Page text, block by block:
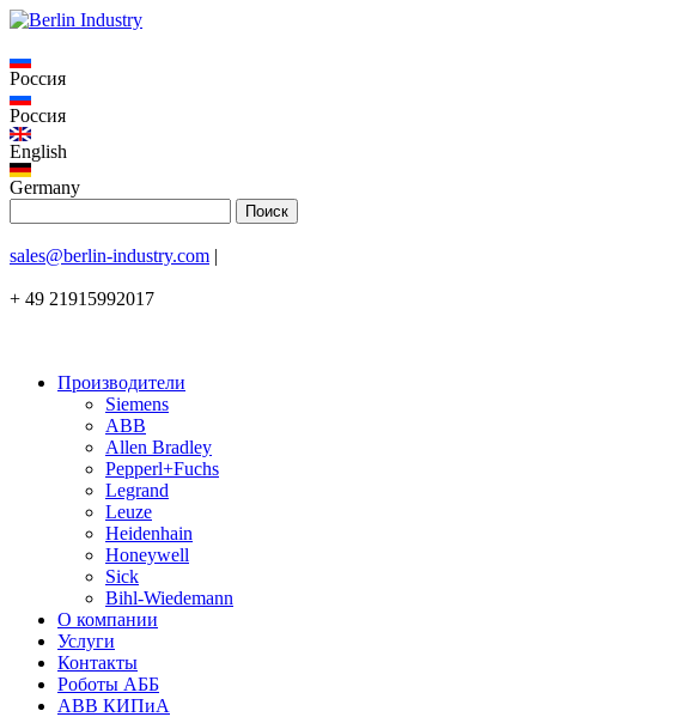
Россия
Россия
English
Germany
sales@berlin-industry.com |
+ 49 21915992017
Производители
Siemens
ABB
Allen Bradley
Pepperl+Fuchs
Legrand
Leuze
Heidenhain
Honeywell
Sick
Bihl-Wiedemann
О компании
Услуги
Контакты
Роботы АББ
ABB КИПиА